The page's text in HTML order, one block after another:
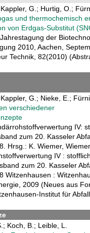
G.; Hurtig, O.;
und thermochemisch
von Erdgas-Substitut
der
2010, Aachen,
Technik, 82(2010)
G.; Nieke, E.;
verschiedener
IV:
zum 20. Kasseler
Hrsg.: K. Wiemer,
IV : stofflich,
zum 20. Kasseler
Witzenhausen :
2009 (Neues aus
Institut für Abfall
Koch, B.; Leible, L.